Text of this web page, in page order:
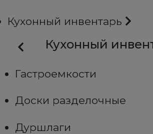
Кухонный инвентарь
Кухонный
Гастроемкости
Доски разделочные
Дуршлаги